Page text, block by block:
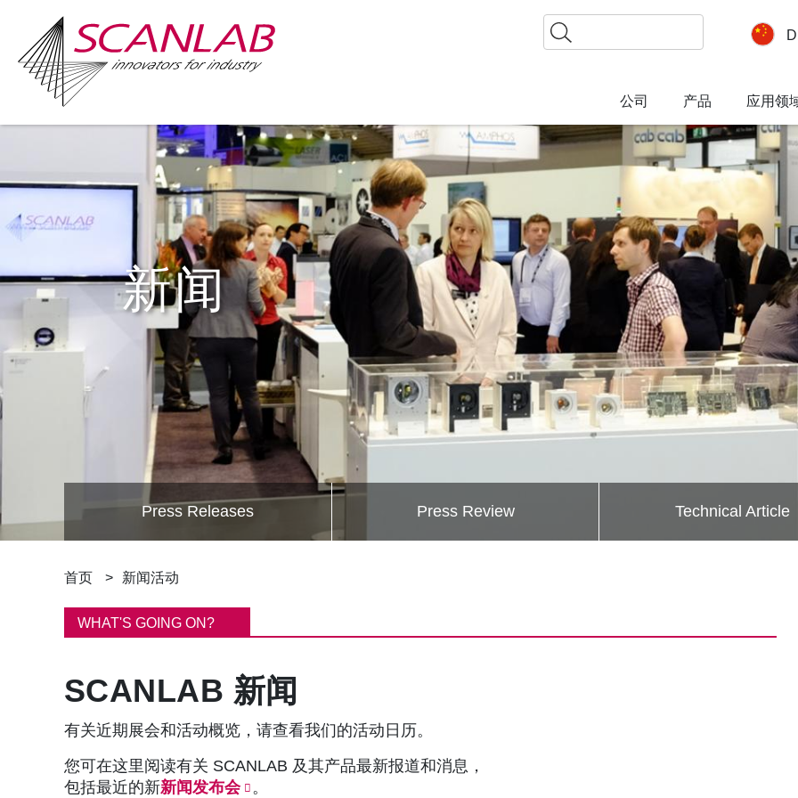
main
搜
索
公司 产品 应用领
新闻
Press Releases Press Review Technical Article
面
包
首页 新闻活动
WHAT'S GOING ON?
SCANLAB 新闻
有关近期展会和活动概览，请查看我们的活动日历。
您可在这里阅读有关 SCANLAB 及其产品最新报道和消息，
包括最近的新新闻发布会
。